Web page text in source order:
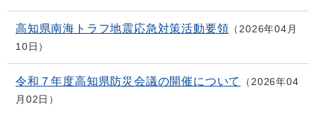
高知県南海トラフ地震応急対策活動要領
2026年04月
10日
令和７年度高知県防災会議の開催について
2026年04
月02日